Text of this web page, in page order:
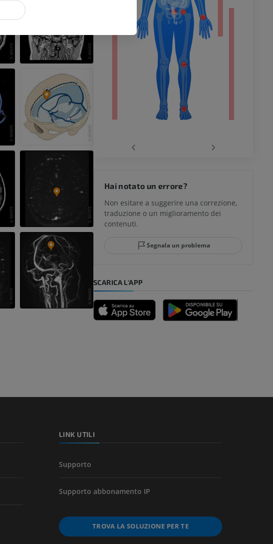
GRATUITO
RM
PREMIUM
RMN dell'anca
PREMIUM
RMN del ginocchio
RM
PREMIUM
Artrografia TC del ginocchio
Artrografia
RMN della caviglia e del
retropiede
RMN dell’avampiede
PREMIUM
‹ ›
Hai notato un errore?
Non esitare a suggerire una correzione,
traduzione o un miglioramento dei
contenuti.
Segnala un problema
SCARICA L'APP
LINK UTILI
Supporto
Supporto abbonamento IP
TROVA LA SOLUZIONE PER TE